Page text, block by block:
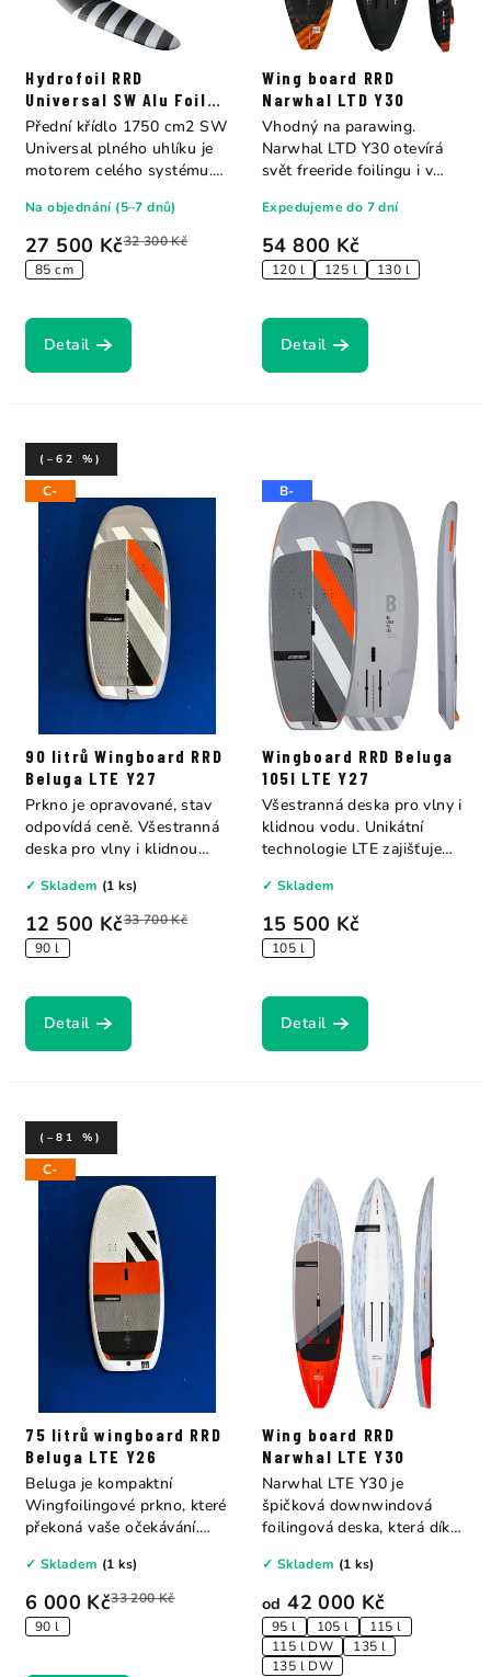
Hydrofoil RRD
Universal SW Alu Foil
Set 1750 - 75/85
27 500 Kč32 300 Kč
85 cm
Na objednání (5–7 dnů)
Detail
Přední křídlo 1750 cm2 SW
Universal plného uhlíku je
motorem celého systému.
Wing board RRD
Narwhal LTD Y30
54 800 Kč
120 l 125 l 130 l
Expedujeme do 7 dní
Detail
Vhodný na parawing.
Narwhal LTD Y30 otevírá
svět freeride foilingu i v
C-
90 litrů Wingboard RRD
Beluga LTE Y27
12 500 Kč33 700 Kč
(–62 %)
90 l
✓ Skladem (1 ks)
Detail
Prkno je opravované, stav
odpovídá ceně. Všestranná
deska pro vlny i klidnou
B-
Wingboard RRD Beluga
105l LTE Y27
15 500 Kč
105 l
✓ Skladem
Detail
Všestranná deska pro vlny i
klidnou vodu. Unikátní
technologie LTE zajišťuje
C-
75 litrů wingboard RRD
Beluga LTE Y26
6 000 Kč33 200 Kč
(–81 %)
90 l
✓ Skladem (1 ks)
Beluga je kompaktní
Wingfoilingové prkno, které
překoná vaše očekávání.
Wing board RRD
Narwhal LTE Y30
od 42 000 Kč
95 l 105 l
115 l
115 l DW
135 l
135 l DW
✓ Skladem (1 ks)
Narwhal LTE Y30 je
špičková downwindová
foilingová deska, která díky